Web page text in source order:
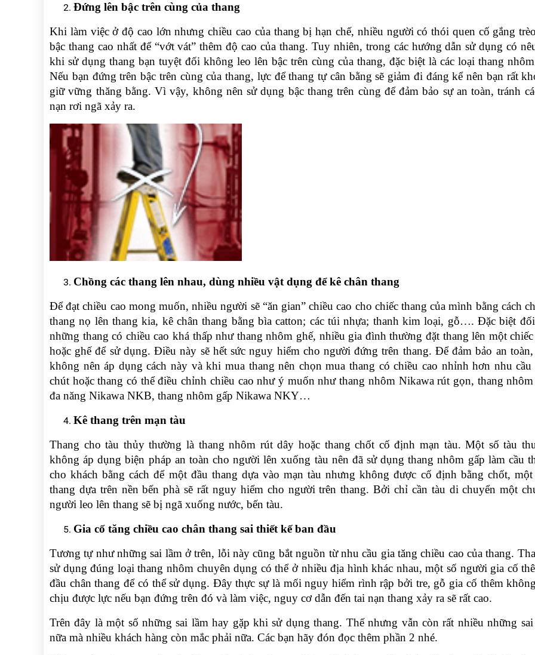
Đứng lên bậc trên cùng của thang
Khi làm việc ở độ cao lớn nhưng chiều cao của thang bị hạn chế, nhiều người có thói quen cố gắng
bậc thang cao nhất để “vớt vát” thêm độ cao của thang. Tuy nhiên, trong các hướng dẫn sử dụng có
khi sử dụng thang bạn tuyệt đối không leo lên bậc trên cùng của thang, đặc biệt là các loại thang
Nếu bạn đứng trên bậc trên cùng của thang, lực để thang tự cân bằng sẽ giảm đi đáng kể nên bạn rất
giữ vững thăng bằng. Vì vậy, không nên sử dụng bậc thang trên cùng để đảm bảo sự an toàn, tránh
nạn rơi ngã xảy ra.
Chồng các thang lên nhau, dùng nhiều vật dụng để kê chân thang
Để đạt chiều cao mong muốn, nhiều người sẽ “ăn gian” chiều cao cho chiếc thang của mình bằng cách
thang nọ lên thang kia, kê chân thang bằng bìa catton; các túi nhựa; thanh kim loại, gỗ…. Đặc biệt
những thang có chiều cao khá thấp như thang nhôm ghế, nhiều gia đình thường đặt thang lên một chiếc
hoặc ghế để sử dụng. Điều này sẽ hết sức nguy hiểm cho người đứng trên thang. Để đảm bảo an toàn,
không nên áp dụng cách này và khi mua thang nên chọn mua thang có chiều cao nhỉnh hơn nhu cầu
chút hoặc thang có thể điều chỉnh chiều cao như ý muốn như thang nhôm Nikawa rút gọn, thang nhôm
đa năng Nikawa NKB, thang nhôm gấp Nikawa NKY…
Kê thang trên mạn tàu
Thang cho tàu thủy thường là thang nhôm rút dây hoặc thang chốt cố định mạn tàu. Một số tàu
không áp dụng biện pháp an toàn cho người lên xuống tàu nên đã sử dụng thang nhôm gấp làm cầu
cho khách bằng cách để một đầu thang dựa vào mạn tàu nhưng không được cố định bằng chốt, một
thang dựa trên nền bến phà sẽ rất nguy hiểm cho người trên thang. Bởi chỉ cần tàu di chuyển một
người leo lên thang sẽ bị ngã xuống nước, bến tàu.
Gia cố tăng chiều cao chân thang sai thiết kế ban đầu
Tương tự như những sai lầm ở trên, lỗi này cũng bắt nguồn từ nhu cầu gia tăng chiều cao của thang.
sử dụng đúng loại thang nhôm chuyên dụng có thể ở nhiều địa hình khác nhau, một số người gia cố
đầu chân thang để có thể sử dụng. Đây thực sự là mối nguy hiểm rình rập bởi tre, gỗ gia cố thêm
chịu được lực nếu bạn đứng trên đó và làm việc, nguy cơ dẫn đến tai nạn thang xảy ra sẽ rất cao.
Trên đây là một số những sai lầm hay gặp khi sử dụng thang. Thế nhưng vẫn còn rất nhiều những sai
nữa mà nhiều khách hàng còn mắc phải nữa. Các bạn hãy đón đọc thêm phần 2 nhé.